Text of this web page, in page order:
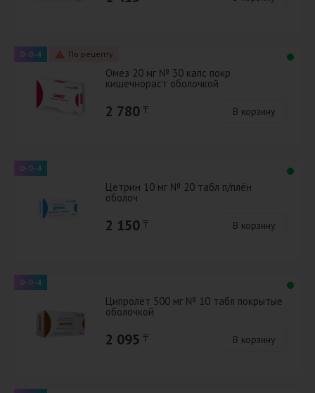
0-0-4 По рецепту
Омез 20 мг № 30 капс покр
кишечнораст оболочкой
2 780 ₸ В корзину
0-0-4
Цетрин 10 мг № 20 табл п/плён
оболоч
2 150 ₸ В корзину
0-0-4
Ципролет 500 мг № 10 табл покрытые
оболочкой
2 095 ₸ В корзину